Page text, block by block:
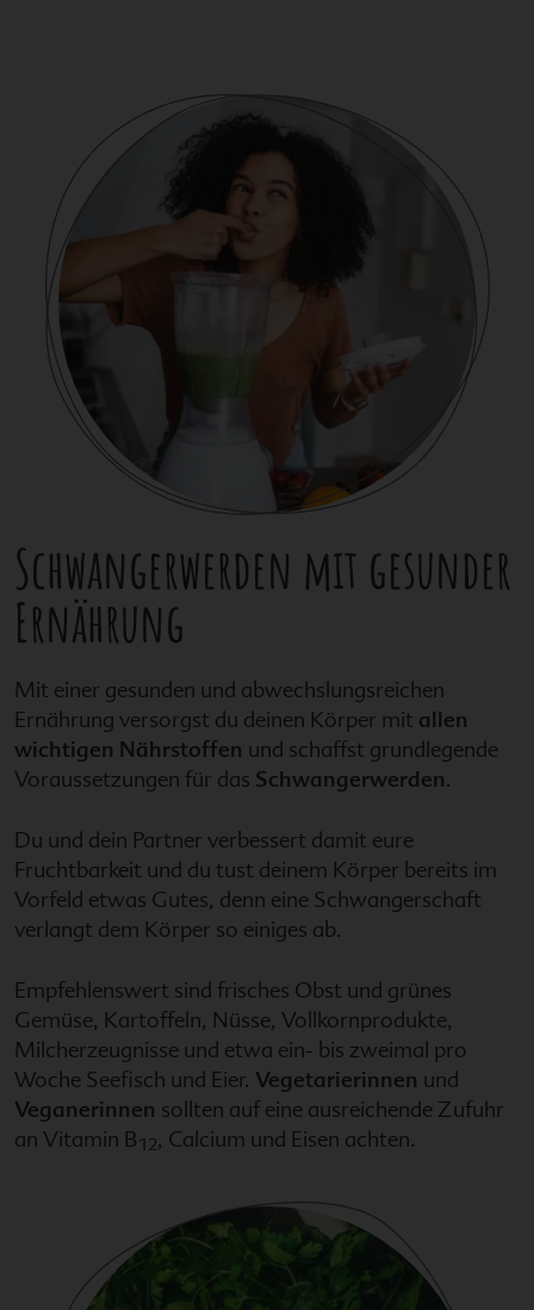
Schwangerwerden mit gesunder
Ernährung
Mit einer gesunden und abwechslungsreichen
Ernährung versorgst du deinen Körper mit allen
wichtigen Nährstoffen und schaffst grundlegende
Voraussetzungen für das Schwangerwerden.
Du und dein Partner verbessert damit eure
Fruchtbarkeit und du tust deinem Körper bereits im
Vorfeld etwas Gutes, denn eine Schwangerschaft
verlangt dem Körper so einiges ab.
Empfehlenswert sind frisches Obst und grünes
Gemüse, Kartoffeln, Nüsse, Vollkornprodukte,
Milcherzeugnisse und etwa ein- bis zweimal pro
Woche Seefisch und Eier. Vegetarierinnen und
Veganerinnen sollten auf eine ausreichende Zufuhr
an Vitamin B12, Calcium und Eisen achten.